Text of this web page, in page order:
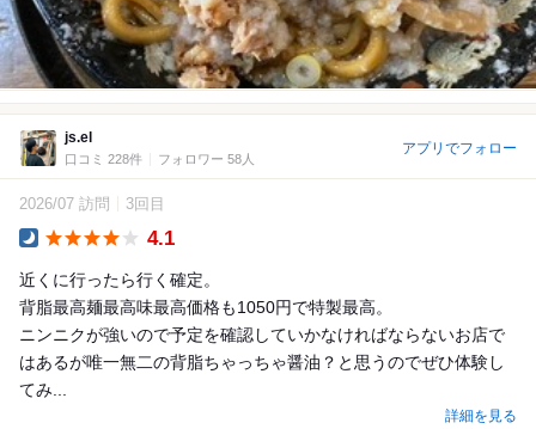
js.el
口コミ 228件 フォロワー 58人
アプリでフォロー
2026/07 訪問 3回目
4.1
近くに行ったら行く確定。
背脂最高麺最高味最高価格も1050円で特製最高。
ニンニクが強いので予定を確認していかなければならないお店で
はあるが唯一無二の背脂ちゃっちゃ醤油？と思うのでぜひ体験し
てみ...
詳細を見る